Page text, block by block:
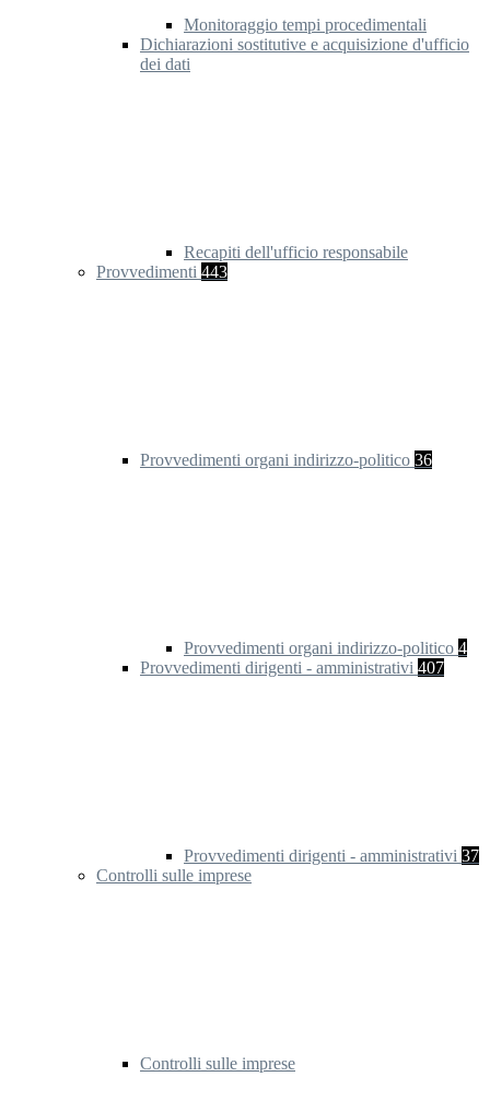
Monitoraggio tempi procedimentali
Dichiarazioni sostitutive e acquisizione d'ufficio
dei dati
Recapiti dell'ufficio responsabile
Provvedimenti 443
Provvedimenti organi indirizzo-politico 36
Provvedimenti organi indirizzo-politico 4
Provvedimenti dirigenti - amministrativi 407
Provvedimenti dirigenti - amministrativi 37
Controlli sulle imprese
Controlli sulle imprese